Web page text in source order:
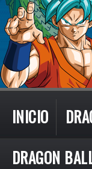
INICIO
DRAGON